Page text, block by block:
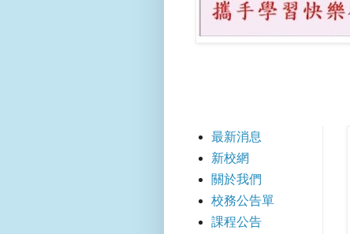
【
最新消息
新校網
關於我們
校務公告單
課程公告